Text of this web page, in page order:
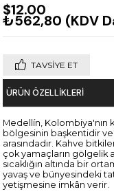
$12.00
₺562,80 (KDV
TAVSIYE ET
ÜRÜN ÖZELLIKLERI
Medellín, Kolombiya'nın
bölgesinin başkentidir ve
arasındadır. Kahve
çok yamaçların gölgelik
sıcaklığın altında bir
yavaş ve bünyesindeki
yetişmesine imkân verir.